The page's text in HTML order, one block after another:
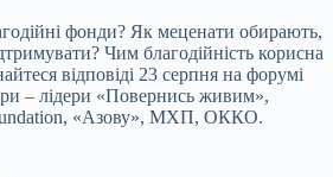
фонди? Як меценати обирають,
Чим благодійність корисна
відповіді 23 серпня на форумі
– лідери «Повернись живим»,
«Азову», МХП, ОККО.